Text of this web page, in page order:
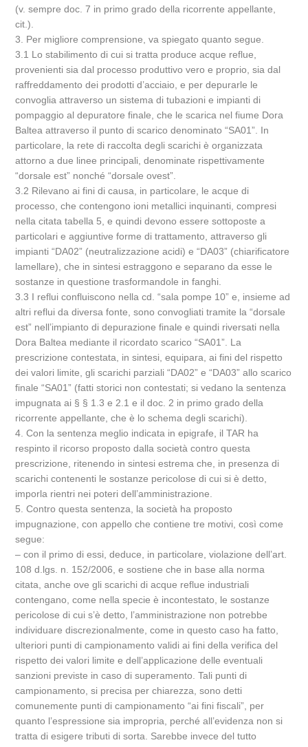
(v. sempre doc. 7 in primo grado della ricorrente appellante,
cit.).
3. Per migliore comprensione, va spiegato quanto segue.
3.1 Lo stabilimento di cui si tratta produce acque reflue,
provenienti sia dal processo produttivo vero e proprio, sia dal
raffreddamento dei prodotti d’acciaio, e per depurarle le
convoglia attraverso un sistema di tubazioni e impianti di
pompaggio al depuratore finale, che le scarica nel fiume Dora
Baltea attraverso il punto di scarico denominato “SA01”. In
particolare, la rete di raccolta degli scarichi è organizzata
attorno a due linee principali, denominate rispettivamente
“dorsale est” nonché “dorsale ovest”.
3.2 Rilevano ai fini di causa, in particolare, le acque di
processo, che contengono ioni metallici inquinanti, compresi
nella citata tabella 5, e quindi devono essere sottoposte a
particolari e aggiuntive forme di trattamento, attraverso gli
impianti “DA02” (neutralizzazione acidi) e “DA03” (chiarificatore
lamellare), che in sintesi estraggono e separano da esse le
sostanze in questione trasformandole in fanghi.
3.3 I reflui confluiscono nella cd. “sala pompe 10” e, insieme ad
altri reflui da diversa fonte, sono convogliati tramite la “dorsale
est” nell’impianto di depurazione finale e quindi riversati nella
Dora Baltea mediante il ricordato scarico “SA01”. La
prescrizione contestata, in sintesi, equipara, ai fini del rispetto
dei valori limite, gli scarichi parziali “DA02” e “DA03” allo scarico
finale “SA01” (fatti storici non contestati; si vedano la sentenza
impugnata ai § § 1.3 e 2.1 e il doc. 2 in primo grado della
ricorrente appellante, che è lo schema degli scarichi).
4. Con la sentenza meglio indicata in epigrafe, il TAR ha
respinto il ricorso proposto dalla società contro questa
prescrizione, ritenendo in sintesi estrema che, in presenza di
scarichi contenenti le sostanze pericolose di cui si è detto,
imporla rientri nei poteri dell’amministrazione.
5. Contro questa sentenza, la società ha proposto
impugnazione, con appello che contiene tre motivi, così come
segue:
– con il primo di essi, deduce, in particolare, violazione dell’art.
108 d.lgs. n. 152/2006, e sostiene che in base alla norma
citata, anche ove gli scarichi di acque reflue industriali
contengano, come nella specie è incontestato, le sostanze
pericolose di cui s’è detto, l’amministrazione non potrebbe
individuare discrezionalmente, come in questo caso ha fatto,
ulteriori punti di campionamento validi ai fini della verifica del
rispetto dei valori limite e dell’applicazione delle eventuali
sanzioni previste in caso di superamento. Tali punti di
campionamento, si precisa per chiarezza, sono detti
comunemente punti di campionamento “ai fini fiscali”, per
quanto l’espressione sia impropria, perché all’evidenza non si
tratta di esigere tributi di sorta. Sarebbe invece del tutto